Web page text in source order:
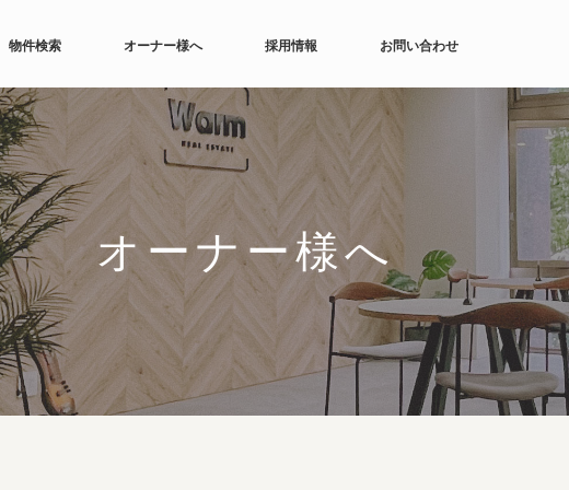
物件検索 オーナー様へ 採用情報 お問い合わせ
オーナー様へ